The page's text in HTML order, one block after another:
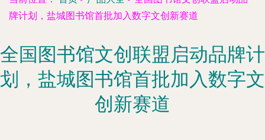
牌计划，盐城图书馆首批加入数字文创新赛道
全国图书馆文创联盟启动品牌计
划，盐城图书馆首批加入数字文
创新赛道